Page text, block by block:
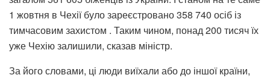
1 жовтня в Чехії було зареєстровано 358 740 осіб із
тимчасовим захистом . Таким чином, понад 200 тисяч їх
уже Чехію залишили, сказав міністр.
За його словами, ці люди виїхали або до іншої країни,